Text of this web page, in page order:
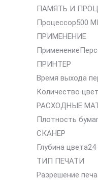
ПАМЯТЬ И
Процессор500
ПРИМЕНЕНИЕ
ПРИНТЕР
Время выхода
Количество
РАСХОДНЫЕ
Плотность
СКАНЕР
Глубина
ТИП ПЕЧАТИ
Разрешение